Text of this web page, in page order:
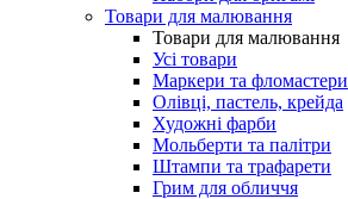
Товари для малювання
Товари для малювання
Усі товари
Маркери та фломастери
Олівці, пастель, крейда
Художні фарби
Мольберти та палітри
Штампи та трафарети
Грим для обличчя